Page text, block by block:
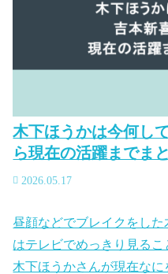
木下ほうかは今何し
ら現在の活躍までま
2026.05.17
昼顔などでブレイクをし
はテレビでめっきり見る
木下ほうかさんが現在な